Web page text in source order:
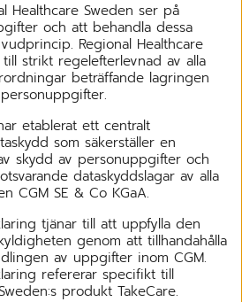
Healthcare Sweden ser på
och att behandla dessa
Regional Healthcare
strikt regelefterlevnad av alla
beträffande lagringen
etablerat ett centralt
som säkerställer en
skydd av personuppgifter och
dataskyddslagar av alla
CGM SE & Co KGaA.
tjänar till att uppfylla den
genom att tillhandahålla
av uppgifter inom CGM.
refererar specifikt till
produkt TakeCare.